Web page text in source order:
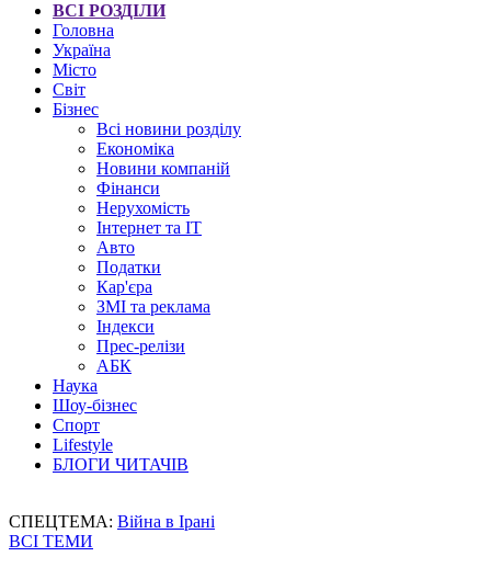
ВСІ РОЗДІЛИ
Головна
Україна
Місто
Світ
Бізнес
Всі новини розділу
Економіка
Новини компаній
Фінанси
Нерухомість
Інтернет та IT
Авто
Податки
Кар'єра
ЗМІ та реклама
Індекси
Прес-релізи
АБК
Наука
Шоу-бізнес
Спорт
Lifestyle
БЛОГИ ЧИТАЧІВ
СПЕЦТЕМА: Війна в Ірані
ВСІ ТЕМИ